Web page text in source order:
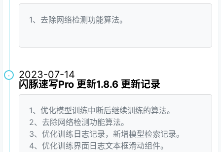
1、去除网络检测功能算法。
2023-07-14
·
闪豚速写Pro 更新1.8.6 更新记录
1、优化模型训练中断后继续训练的算法。
2、去除网络检测功能算法。
3、优化训练日志记录，新增模型检索记录。
4、优化训练界面日志文本框滑动组件。